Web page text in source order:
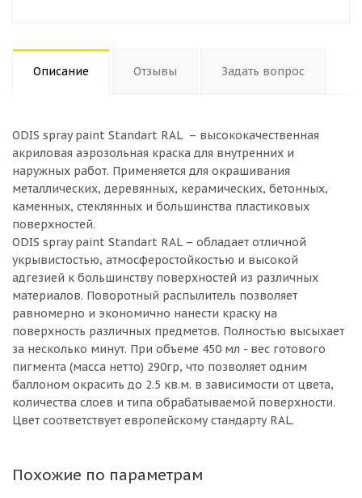
Описание Отзывы Задать вопрос
ODIS spray paint Standart RAL – высококачественная
акриловая аэрозольная краска для внутренних и
наружных работ. Применяется для окрашивания
металлических, деревянных, керамических, бетонных,
каменных, стеклянных и большинства пластиковых
поверхностей.
ODIS spray paint Standart RAL – обладает отличной
укрывистостью, атмосферостойкостью и высокой
адгезией к большинству поверхностей из различных
материалов. Поворотный распылитель позволяет
равномерно и экономично нанести краску на
поверхность различных предметов. Полностью высыхает
за несколько минут. При объеме 450 мл - вес готового
пигмента (масса нетто) 290гр, что позволяет одним
баллоном окрасить до 2.5 кв.м. в зависимости от цвета,
количества слоев и типа обрабатываемой поверхности.
Цвет соответствует европейскому стандарту RAL.
Похожие по параметрам